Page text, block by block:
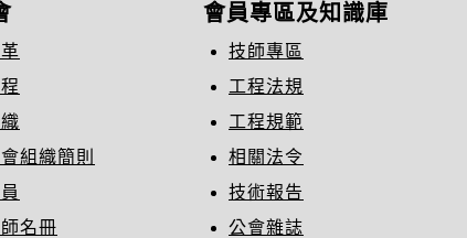
組織簡則
名冊
會員專區及知識庫
技師專區
工程法規
工程規範
相關法令
技術報告
公會雜誌